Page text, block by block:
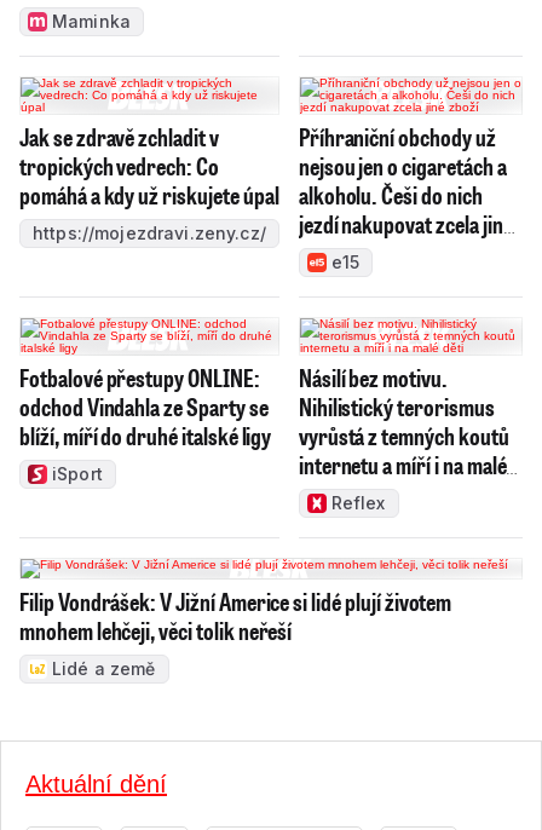
Maminka
Jak se zdravě zchladit v
tropických vedrech: Co
pomáhá a kdy už riskujete úpal
https://mojezdravi.zeny.cz/
Příhraniční obchody už
nejsou jen o cigaretách a
alkoholu. Češi do nich
jezdí nakupovat zcela jiné
zbožíe15
Fotbalové přestupy ONLINE:
odchod Vindahla ze Sparty se
blíží, míří do druhé italské ligy
iSport
Násilí bez motivu.
Nihilistický terorismus
vyrůstá z temných koutů
internetu a míří i na malé
dětiReflex
Filip Vondrášek: V Jižní Americe si lidé plují životem
mnohem lehčeji, věci tolik neřeší
Lidé a země
Aktuální dění